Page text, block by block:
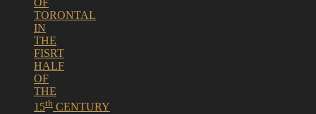
OF
TORONTAL
IN
THE
FISRT
HALF
OF
THE
15th CENTURY